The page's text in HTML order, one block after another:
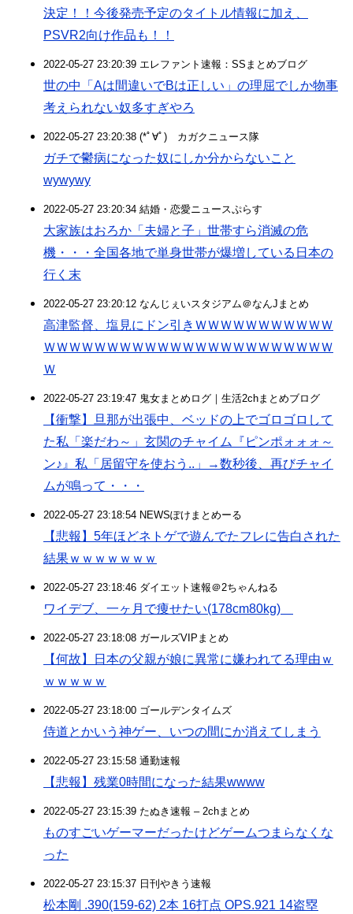
決定！！今後発売予定のタイトル情報に加え、
PSVR2向け作品も！！
2022-05-27 23:20:39 エレファント速報：SSまとめブログ
世の中「Aは間違いでBは正しい」の理屈でしか物事
考えられない奴多すぎやろ
2022-05-27 23:20:38 (*ﾟ∀ﾟ)ゞカガクニュース隊
ガチで鬱病になった奴にしか分からないこと
wywywy
2022-05-27 23:20:34 結婚・恋愛ニュースぷらす
大家族はおろか「夫婦と子」世帯すら消滅の危
機・・・全国各地で単身世帯が爆増している日本の
行く末
2022-05-27 23:20:12 なんじぇいスタジアム＠なんJまとめ
高津監督、塩見にドン引きＷＷＷＷＷＷＷＷＷＷＷ
ＷＷＷＷＷＷＷＷＷＷＷＷＷＷＷＷＷＷＷＷＷＷＷ
Ｗ
2022-05-27 23:19:47 鬼女まとめログ｜生活2chまとめブログ
【衝撃】旦那が出張中、ベッドの上でゴロゴロして
た私「楽だわ～」玄関のチャイム『ピンポォォォ～
ン♪』私「居留守を使おう..」→数秒後、再びチャイ
ムが鳴って・・・
2022-05-27 23:18:54 NEWSぽけまとめーる
【悲報】5年ほどネトゲで遊んでたフレに告白された
結果ｗｗｗｗｗｗｗ
2022-05-27 23:18:46 ダイエット速報＠2ちゃんねる
ワイデブ、一ヶ月で痩せたい(178cm80kg)
2022-05-27 23:18:08 ガールズVIPまとめ
【何故】日本の父親が娘に異常に嫌われてる理由ｗ
ｗｗｗｗｗ
2022-05-27 23:18:00 ゴールデンタイムズ
侍道とかいう神ゲー、いつの間にか消えてしまう
2022-05-27 23:15:58 通勤速報
【悲報】残業0時間になった結果wwww
2022-05-27 23:15:39 たぬき速報 – 2chまとめ
ものすごいゲーマーだったけどゲームつまらなくな
った
2022-05-27 23:15:37 日刊やきう速報
松本剛 .390(159-62) 2本 16打点 OPS.921 14盗塁